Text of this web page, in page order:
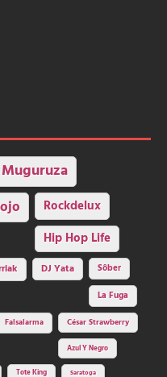
Rockdelux
Hip Hop Life
DJ Yata
Sôber
La Fuga
Falsalarma César Strawberry
Azul Y Negro
Tote King Saratoga